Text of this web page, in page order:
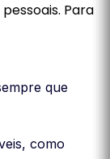
Para
que
como